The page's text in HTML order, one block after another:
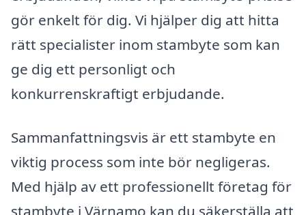
gör enkelt för dig. Vi hjälper dig att hitta
rätt specialister inom stambyte som kan
ge dig ett personligt och
konkurrenskraftigt erbjudande.
Sammanfattningsvis är ett stambyte en
viktig process som inte bör negligeras.
Med hjälp av ett professionellt företag för
stambyte i Värnamo kan du säkerställa att